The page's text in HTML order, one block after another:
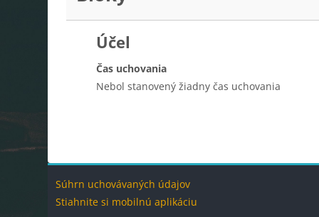
Účel
Čas uchovania
Nebol stanovený žiadny čas uchovania
Bloky
Súhrn uchovávaných údajov
Stiahnite si mobilnú aplikáciu